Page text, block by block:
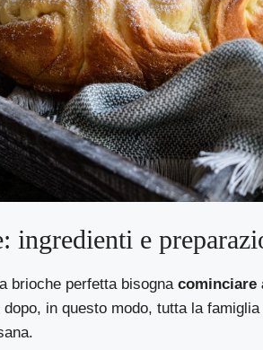
ingredienti e
brioche perfetta bisognacominciare
in questo modo, tutta la